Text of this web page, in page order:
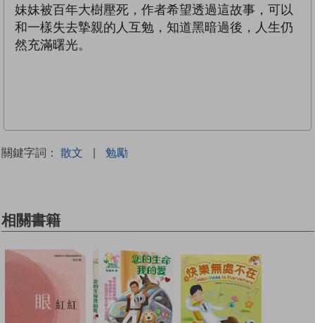
妹妹被百年大樹壓死，作者希望透過這故事，可以
和一樣失去摯親的人互勉，知道黑暗過後，人生仍
然充滿曙光。
關鍵字詞： 散文 | 勉勵
相關書籍